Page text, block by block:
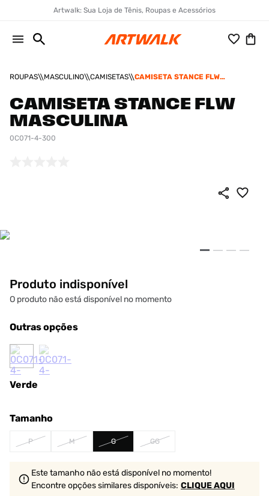
Artwalk: Sua Loja de Tênis, Roupas e Acessórios
ROUPAS MASCULINO CAMISETAS
CAMISETA STANCE FLW
CAMISETA STANCE FLW
MASCULINA
0C071-4-300
Produto indisponível
O produto não está disponível no momento
Outras opções
Verde
Tamanho
P M G GG
Este tamanho não está disponível no momento!
Encontre opções similaresdisponíveis: CLIQUE AQUI